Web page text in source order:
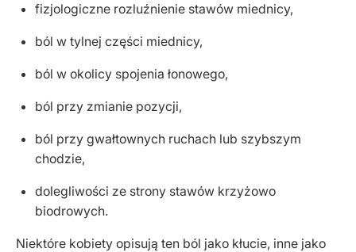
fizjologiczne rozluźnienie stawów miednicy,
ból w tylnej części miednicy,
ból w okolicy spojenia łonowego,
ból przy zmianie pozycji,
ból przy gwałtownych ruchach lub szybszym
chodzie,
dolegliwości ze strony stawów krzyżowo
biodrowych.
Niektóre kobiety opisują ten ból jako kłucie, inne jako